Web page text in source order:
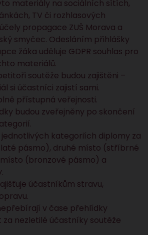
materiály na sociálních sítích,
TV či rozhlasových
propagace ZUŠ Morava a
smyčec. Odesláním přihlášky
žáka uděluje GDPR souhlas pro
materiálů.
soutěže budou zajištěni –
si účastníci zajistí sami.
přístupná veřejnosti.
budou zveřejněny po skončení
kategoriích diplomy za
pásmo), druhé místo (stříbrné
(bronzové pásmo) a
účastníkům stravu,
v čase přehlídky
nezletilé účastníky soutěže